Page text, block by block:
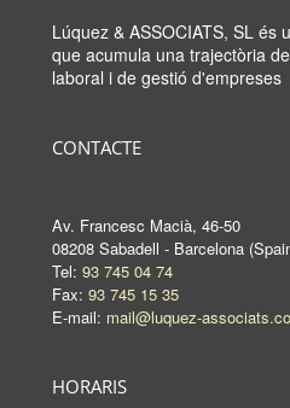
Lúquez & ASSOCIATS, SL és
que acumula una trajectòria
laboral i de gestió d'empreses
CONTACTE
Av. Francesc Macià, 46-50
08208 Sabadell - Barcelona
Tel: 93 745 04 74
Fax: 93 745 15 35
E-mail: mail@luquez-
HORARIS